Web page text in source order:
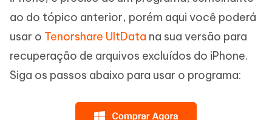
ao do tópico anterior, porém aqui você poderá
usar o Tenorshare UltData na sua versão para
recuperação de arquivos excluídos do iPhone.
Siga os passos abaixo para usar o programa: